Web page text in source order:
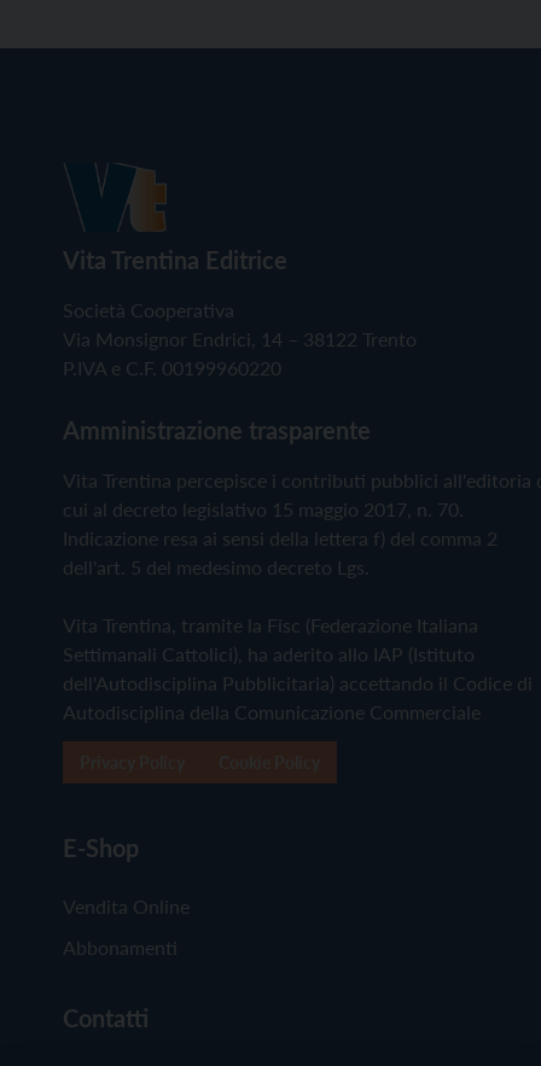
Vita Trentina Editrice
Società Cooperativa
Via Monsignor Endrici, 14 – 38122 Trento
P.IVA e C.F. 00199960220
Amministrazione trasparente
Vita Trentina percepisce i contributi pubblici all'editoria
cui al decreto legislativo 15 maggio 2017, n. 70.
Indicazione resa ai sensi della lettera f) del comma 2
dell'art. 5 del medesimo decreto Lgs.
Vita Trentina, tramite la Fisc (Federazione Italiana
Settimanali Cattolici), ha aderito allo IAP (Istituto
dell'Autodisciplina Pubblicitaria) accettando il Codice di
Autodisciplina della Comunicazione Commerciale
E-Shop
Vendita Online
Abbonamenti
Contatti